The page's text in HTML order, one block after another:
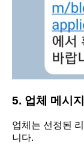
5. 업체 메시지
업체는 선정된
니다.